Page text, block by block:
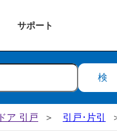
サポート
ア 引戸 引戸･片引